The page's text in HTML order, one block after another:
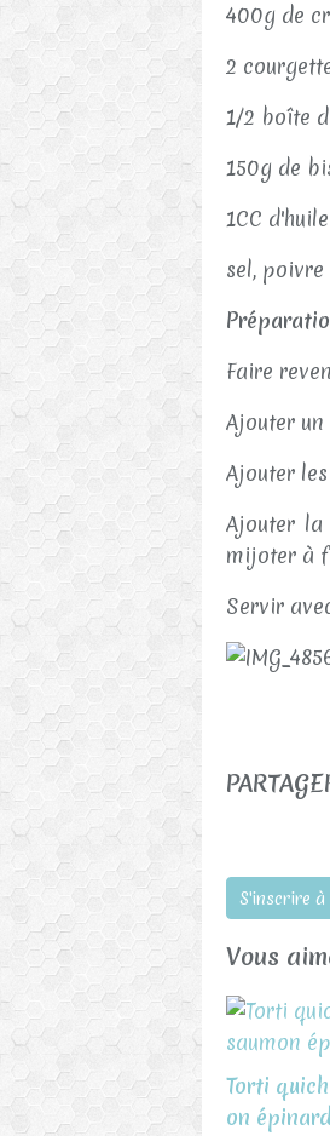
400g de
2
1/2 boîte
150g de
1CC
sel, poivre
Faire
Ajouter
Ajouter
Ajouter la
mijoter à
Servir
S'inscrire
Vous
Torti
on